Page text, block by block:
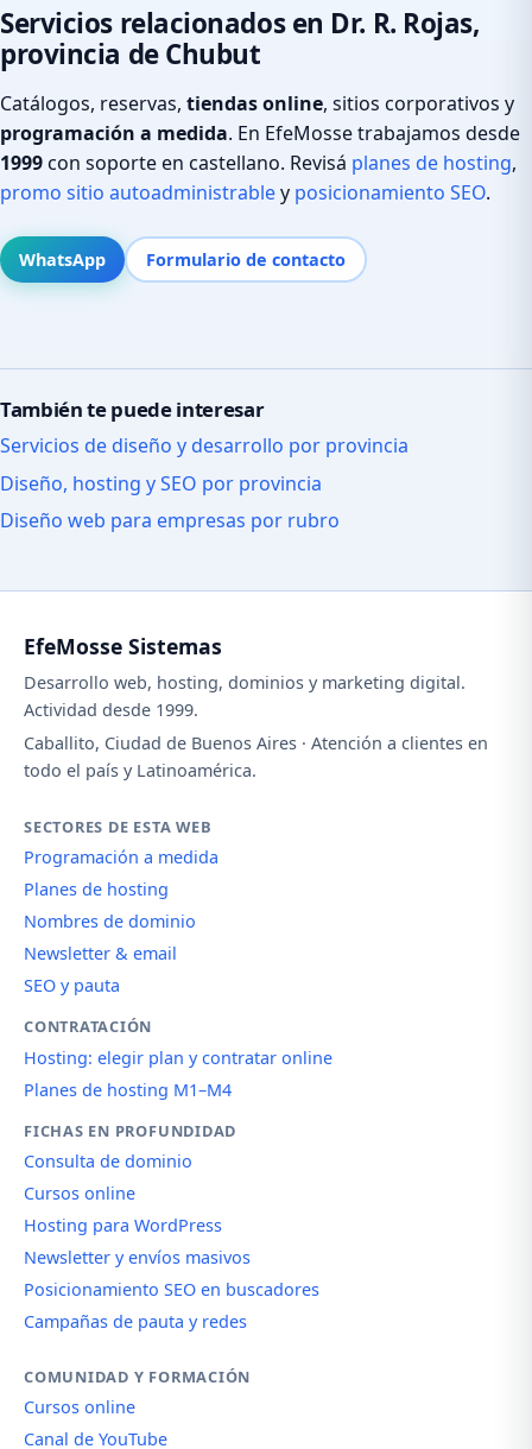
Servicios relacionados en Dr. R. Rojas,
provincia de Chubut
Catálogos, reservas, tiendas online, sitios corporativos y
programación a medida. En EfeMosse trabajamos desde
1999con soporte en castellano. Revisá planes de hosting,
promo sitio autoadministrabley posicionamiento SEO.
WhatsApp Formulario de contacto
También te puede interesar
Servicios de diseño y desarrollo por provincia
Diseño, hosting y SEO por provincia
Diseño web para empresas por rubro
EfeMosse Sistemas
Desarrollo web, hosting, dominios y marketing digital.
Actividad desde 1999.
Caballito, Ciudad de Buenos Aires · Atención a clientes en
todo el país y Latinoamérica.
SECTORES DE ESTA WEB
Programación a medida
Planes de hosting
Nombres de dominio
Newsletter & email
SEO y pauta
CONTRATACIÓN
Hosting: elegir plan y contratar online
Planes de hosting M1–M4
FICHAS EN PROFUNDIDAD
Consulta de dominio
Cursos online
Hosting para WordPress
Newsletter y envíos masivos
Posicionamiento SEO en buscadores
Campañas de pauta y redes
COMUNIDAD Y FORMACIÓN
Cursos online
Canal de YouTube